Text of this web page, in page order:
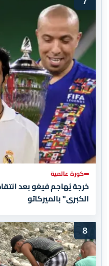
كورة عالمية
خرجة يُهاجم فيغو بعد
الكبرى" بالميركاتو
8